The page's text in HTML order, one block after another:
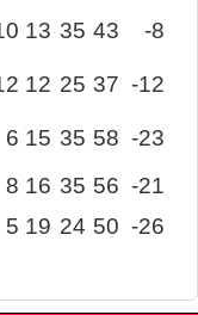
13 35 43 -8
12 25 37 -12
6 15 35 58 -23
8 16 35 56 -21
5 19 24 50 -26